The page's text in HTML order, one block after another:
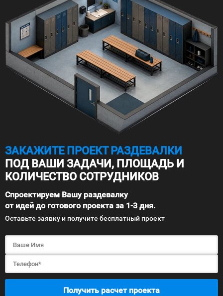
ЗАКАЖИТЕ ПРОЕКТ РАЗДЕВАЛКИ
ПОД ВАШИ ЗАДАЧИ, ПЛОЩАДЬ И
КОЛИЧЕСТВО СОТРУДНИКОВ
Спроектируем Вашу раздевалку
от идей до готового проекта за 1-3 дня.
Оставьте заявку и получите бесплатный проект
Получить расчет проекта